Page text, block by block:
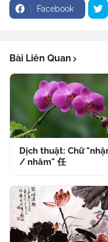
Facebook
Bài Liên Quan
Dịch thuật: Chữ
/ nhâm" 任